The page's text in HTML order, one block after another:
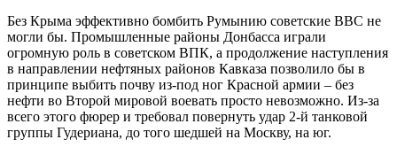
Без Крыма эффективно бомбить Румынию советские ВВС не
могли бы. Промышленные районы Донбасса играли
огромную роль в советском ВПК, а продолжение наступления
в направлении нефтяных районов Кавказа позволило бы в
принципе выбить почву из-под ног Красной армии – без
нефти во Второй мировой воевать просто невозможно. Из-за
всего этого фюрер и требовал повернуть удар 2-й танковой
группы Гудериана, до того шедшей на Москву, на юг.